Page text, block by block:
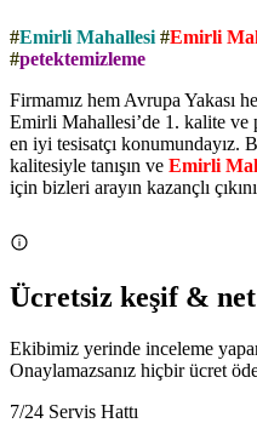
#Emirli Mahallesi #Emirli
#petektemizleme
Firmamız hem Avrupa Yakası
Emirli Mahallesi’de 1. kalite ve
en iyi tesisatçı konumundayız.
kalitesiyle tanışın ve Emirli
için bizleri arayın kazançlı
Ücretsiz keşif &
Ekibimiz yerinde inceleme
Onaylamazsanız hiçbir ücret
7/24 Servis Hattı